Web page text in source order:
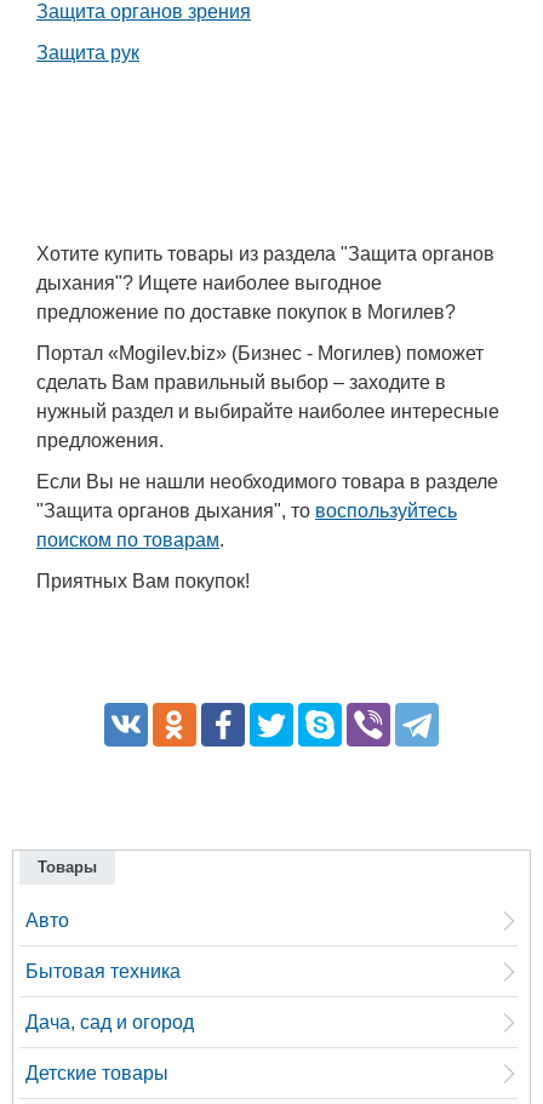
Объявления
Еще
Защита органов зрения
Защита рук
Хотите купить товары из раздела "Защита органов
дыхания"? Ищете наиболее выгодное
предложение по доставке покупок в Могилев?
Портал «Mogilev.biz» (Бизнес - Могилев) поможет
сделать Вам правильный выбор – заходите в
нужный раздел и выбирайте наиболее интересные
предложения.
Если Вы не нашли необходимого товара в разделе
"Защита органов дыхания", то воспользуйтесь
поиском по товарам.
Приятных Вам покупок!
Товары
Авто
Бытовая техника
Дача, сад и огород
Детские товары